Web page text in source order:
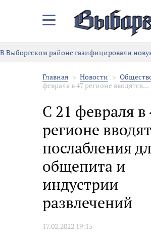
Закрыть/
меню
В Выборгском районе газифицировали
Главная Новости
февраля в 47 регионе вводятся...
С 21 февраля в
регионе
послабления
общепита и
индустрии
развлечений
17.02.2022 19:15